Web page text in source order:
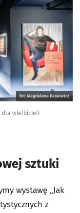
fot. Magdalena Pasiewicz
dla wielbicieli
sztuki
wystawę „Jak
z